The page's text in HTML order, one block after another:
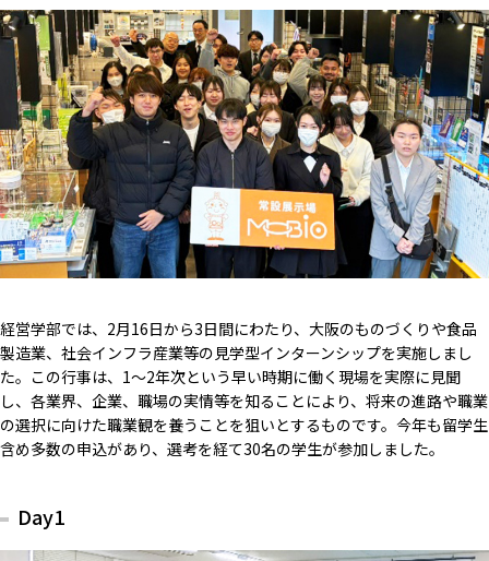
経営学部では、2月16日から3日間にわたり、大阪のものづくりや食品
製造業、社会インフラ産業等の見学型インターンシップを実施しまし
た。この行事は、1～2年次という早い時期に働く現場を実際に見聞
し、各業界、企業、職場の実情等を知ることにより、将来の進路や職業
の選択に向けた職業観を養うことを狙いとするものです。今年も留学生
含め多数の申込があり、選考を経て30名の学生が参加しました。
Day1